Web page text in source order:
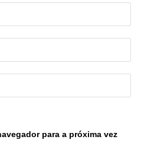
para a próxima vez